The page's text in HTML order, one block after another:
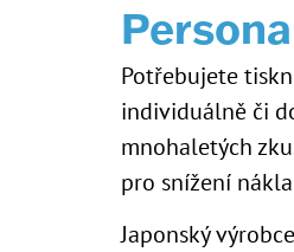
Potřebujete
individuálně či
mnohaletých
pro snížení
Japonský